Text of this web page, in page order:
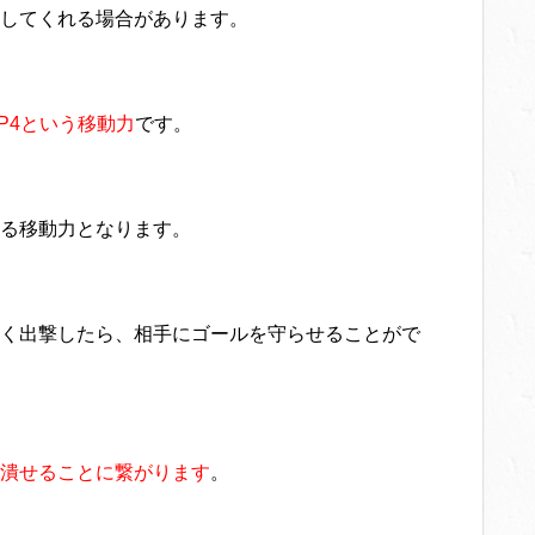
てくれる場合があります。
という移動力です。
移動力となります。
出撃したら、相手にゴールを守らせることがで
せることに繋がります。